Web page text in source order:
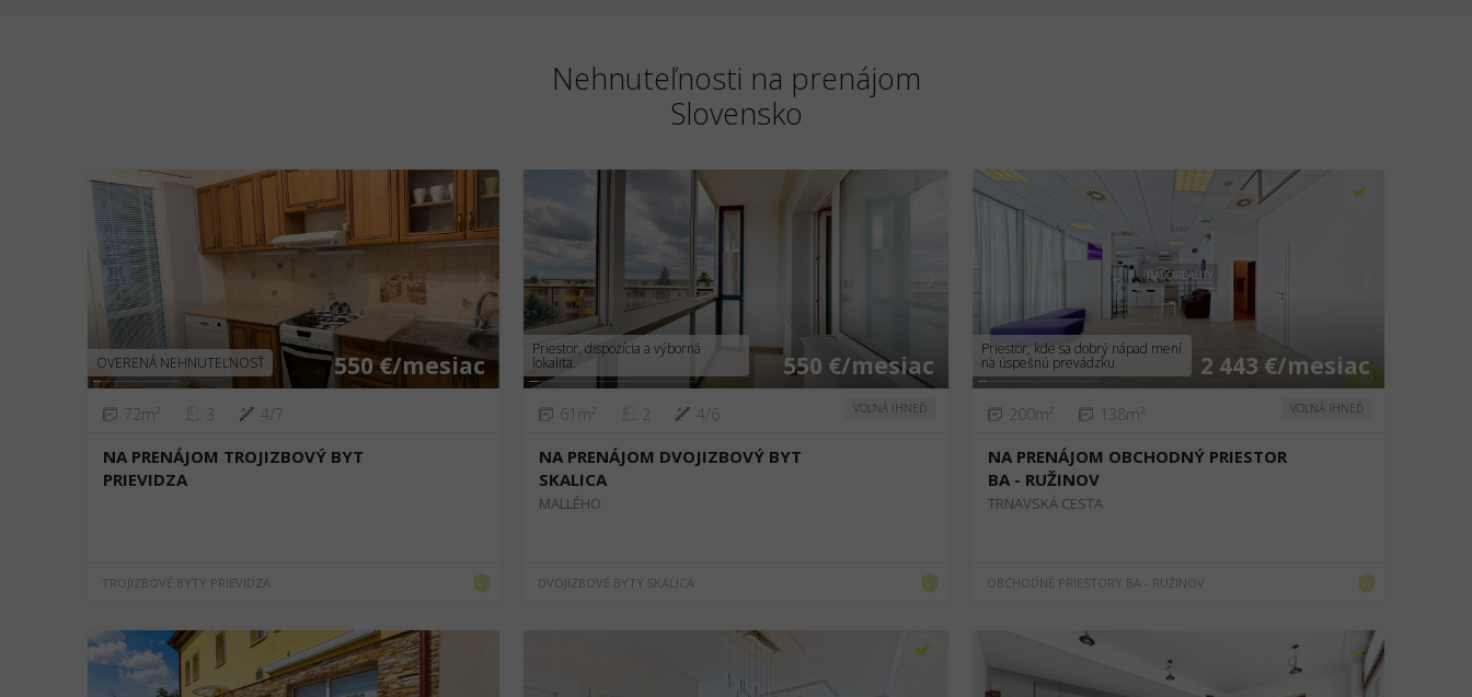
Nehnuteľnosti na prenájom
Slovensko
❮ ❯
OVERENÁ NEHNUTEĽNOSŤ 550 €/mesiac
72m² 3 4/7
NA PRENÁJOM TROJIZBOVÝ BYT
PRIEVIDZA
TROJIZBOVÉ BYTY PRIEVIDZA
❮
Priestor, dispozícia a výborná
lokalita. 550 €/mesiac
61m² 2 4/6 VOĽNÁ IHNEĎ
NA PRENÁJOM DVOJIZBOVÝ BYT
SKALICA
MALLÉHO
DVOJIZBOVÉ BYTY SKALICA
Priestor, kde sa dobrý nápad mení
na úspešnú prevádzku. 2 443 €/mesiac
200m² 138m² VOĽNÁ IHNEĎ
NA PRENÁJOM OBCHODNÝ PRIESTOR
BA - RUŽINOV
TRNAVSKÁ CESTA
OBCHODNÉ PRIESTORY BA - RUŽINOV